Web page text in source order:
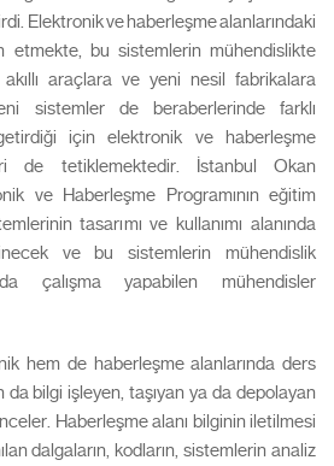
Elektronik ve haberleşme alanlarındaki
etmekte, bu sistemlerin mühendislikte
akıllı araçlara ve yeni nesil fabrikalara
sistemler de beraberlerinde farklı
için elektronik ve haberleşme
de tetiklemektedir. İstanbul Okan
ve Haberleşme Programının eğitim
tasarımı ve kullanımı alanında
ve bu sistemlerin mühendislik
çalışma yapabilen mühendisler
hem de haberleşme alanlarında ders
bilgi işleyen, taşıyan ya da depolayan
Haberleşme alanı bilginin iletilmesi
dalgaların, kodların, sistemlerin analiz